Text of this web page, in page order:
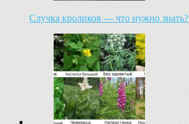
Случка кроликов — что нужно знать?